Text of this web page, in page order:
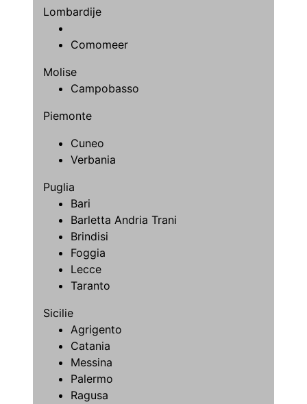
Lombardije
Comomeer
Molise
Campobasso
Piemonte
Cuneo
Verbania
Puglia
Bari
Barletta Andria Trani
Brindisi
Foggia
Lecce
Taranto
Sicilie
Agrigento
Catania
Messina
Palermo
Ragusa